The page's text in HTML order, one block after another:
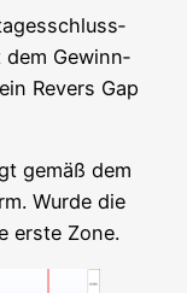
dem Gewinn­
Revers Gap
gemäß dem
Wur­de die
ers­te Zone.